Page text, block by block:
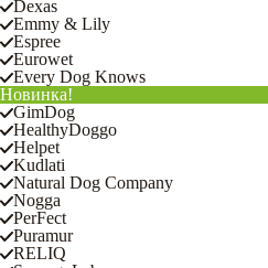
Dexas
Emmy & Lily
Espree
Eurowet
Every Dog Knows
Новинка!
GimDog
HealthyDoggo
Helpet
Kudlati
Natural Dog Company
Nogga
PerFect
Puramur
RELIQ